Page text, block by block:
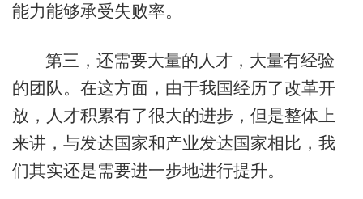
能力能够承受失败率。
第三，还需要大量的人才，大量有经验
的团队。在这方面，由于我国经历了改革开
放，人才积累有了很大的进步，但是整体上
来讲，与发达国家和产业发达国家相比，我
们其实还是需要进一步地进行提升。